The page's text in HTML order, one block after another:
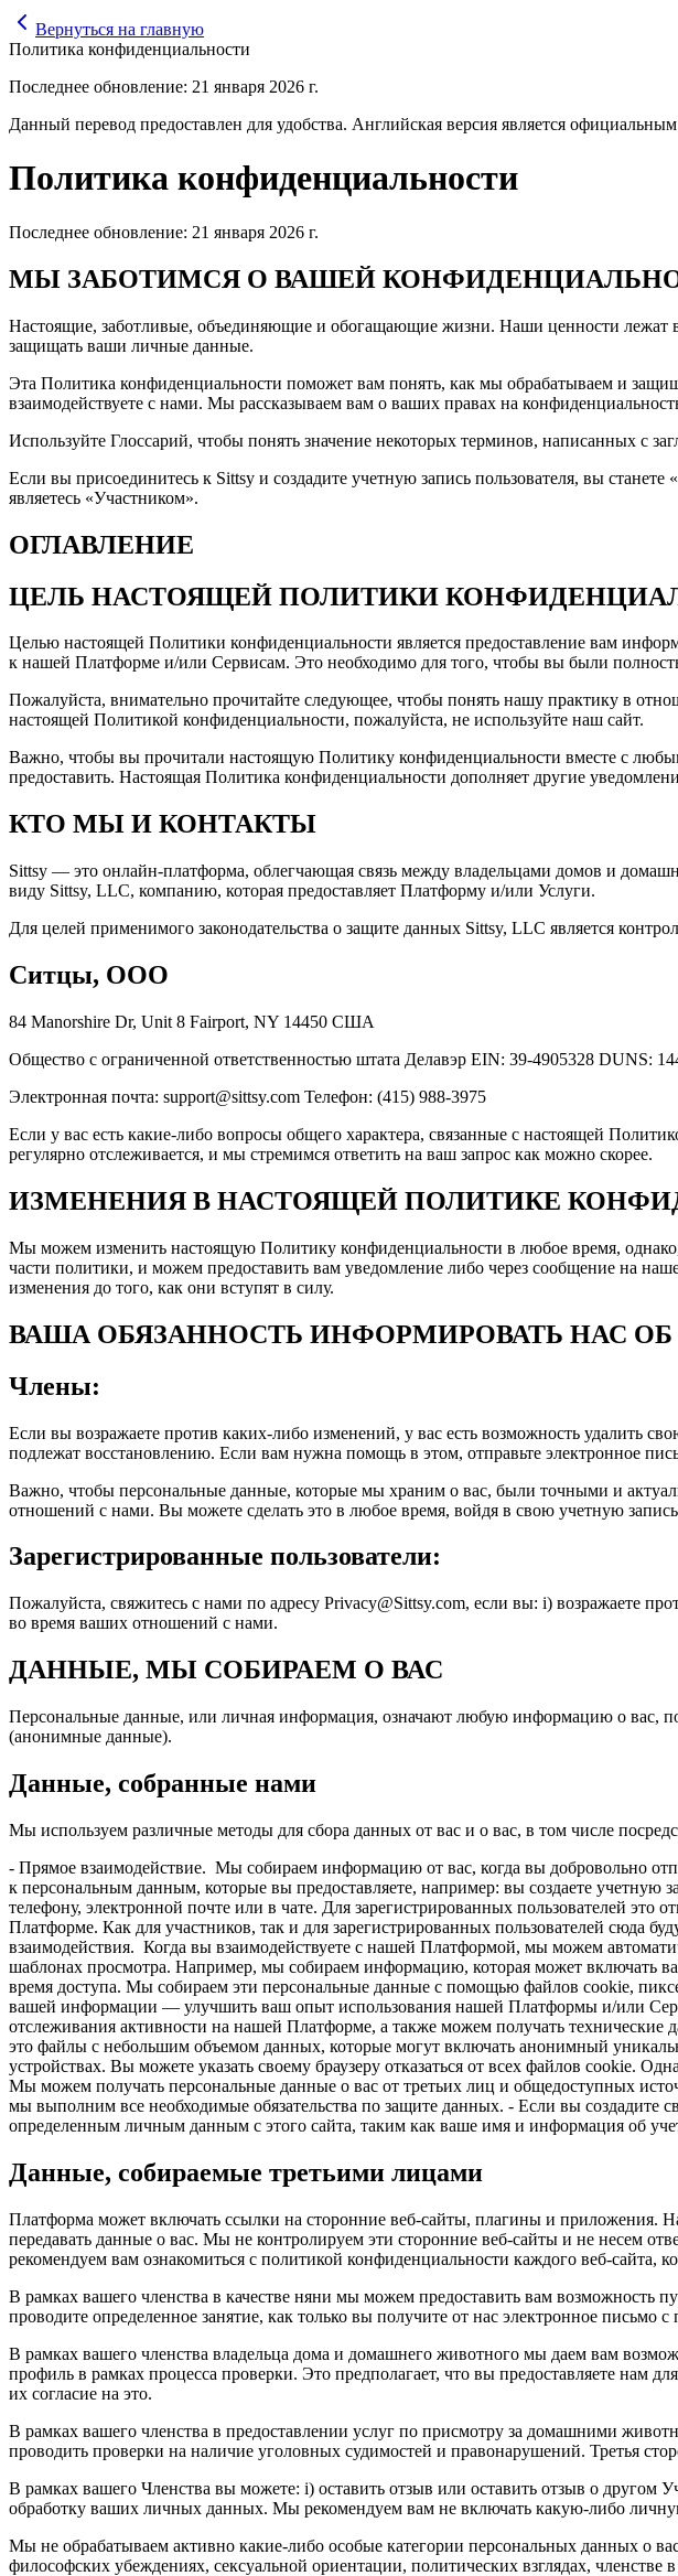
Вернуться на главную
Политика конфиденциальности
Последнее обновление: 21 января 2026 г.
Данный перевод предоставлен для удобства. Английская версия является
Политика конфиденциальности
Последнее обновление: 21 января 2026 г.
МЫ ЗАБОТИМСЯ О ВАШЕЙ
Настоящие, заботливые, объединяющие и обогащающие жизни. Наши ценности лежат в
защищать ваши личные данные.
Эта Политика конфиденциальности поможет вам понять, как мы обрабатываем и
взаимодействуете с нами. Мы рассказываем вам о ваших правах на
Используйте Глоссарий, чтобы понять значение некоторых терминов, написанных с
Если вы присоединитесь к Sittsy и создадите учетную запись пользователя, вы
являетесь «Участником».
ОГЛАВЛЕНИЕ
ЦЕЛЬ НАСТОЯЩЕЙ ПОЛИТИКИ
Целью настоящей Политики конфиденциальности является предоставление вам
к нашей Платформе и/или Сервисам. Это необходимо для того, чтобы вы были
Пожалуйста, внимательно прочитайте следующее, чтобы понять нашу практику в
настоящей Политикой конфиденциальности, пожалуйста, не используйте наш сайт.
Важно, чтобы вы прочитали настоящую Политику конфиденциальности вместе с
предоставить. Настоящая Политика конфиденциальности дополняет другие
КТО МЫ И КОНТАКТЫ
Sittsy — это онлайн-платформа, облегчающая связь между владельцами домов и
виду Sittsy, LLC, компанию, которая предоставляет Платформу и/или Услуги.
Для целей применимого законодательства о защите данных Sittsy, LLC является
Ситцы, ООО
84 Manorshire Dr, Unit 8 Fairport, NY 14450 США
Общество с ограниченной ответственностью штата Делавэр EIN: 39-4905328 DUNS:
Электронная почта: support@sittsy.com Телефон: (415) 988-3975
Если у вас есть какие-либо вопросы общего характера, связанные с настоящей
регулярно отслеживается, и мы стремимся ответить на ваш запрос как можно скорее.
ИЗМЕНЕНИЯ В НАСТОЯЩЕЙ ПОЛИТИКЕ
Мы можем изменить настоящую Политику конфиденциальности в любое время,
части политики, и можем предоставить вам уведомление либо через сообщение на
изменения до того, как они вступят в силу.
ВАША ОБЯЗАННОСТЬ ИНФОРМИРОВАТЬ НАС
Члены:
Если вы возражаете против каких-либо изменений, у вас есть возможность удалить
подлежат восстановлению. Если вам нужна помощь в этом, отправьте электронное
Важно, чтобы персональные данные, которые мы храним о вас, были точными и
отношений с нами. Вы можете сделать это в любое время, войдя в свою учетную
Зарегистрированные пользователи:
Пожалуйста, свяжитесь с нами по адресу Privacy@Sittsy.com, если вы: i) возражаете
во время ваших отношений с нами.
ДАННЫЕ, МЫ СОБИРАЕМ О ВАС
Персональные данные, или личная информация, означают любую информацию о вас,
(анонимные данные).
Данные, собранные нами
Мы используем различные методы для сбора данных от вас и о вас, в том числе
- Прямое взаимодействие. Мы собираем информацию от вас, когда вы добровольно
к персональным данным, которые вы предоставляете, например: вы создаете учетную
телефону, электронной почте или в чате. Для зарегистрированных пользователей
Платформе. Как для участников, так и для зарегистрированных пользователей
взаимодействия. Когда вы взаимодействуете с нашей Платформой, мы можем
шаблонах просмотра. Например, мы собираем информацию, которая может включать
время доступа. Мы собираем эти персональные данные с помощью файлов cookie,
вашей информации — улучшить ваш опыт использования нашей Платформы и/или
отслеживания активности на нашей Платформе, а также можем получать
это файлы с небольшим объемом данных, которые могут включать анонимный
устройствах. Вы можете указать своему браузеру отказаться от всех файлов cookie.
Мы можем получать персональные данные о вас от третьих лиц и общедоступных
мы выполним все необходимые обязательства по защите данных. - Если вы создадите
определенным личным данным с этого сайта, таким как ваше имя и информация об
Данные, собираемые третьими лицами
Платформа может включать ссылки на сторонние веб-сайты, плагины и приложения.
передавать данные о вас. Мы не контролируем эти сторонние веб-сайты и не несем
рекомендуем вам ознакомиться с политикой конфиденциальности каждого веб-сайта,
В рамках вашего членства в качестве няни мы можем предоставить вам возможность
проводите определенное занятие, как только вы получите от нас электронное письмо
В рамках вашего членства владельца дома и домашнего животного мы даем вам
профиль в рамках процесса проверки. Это предполагает, что вы предоставляете нам
их согласие на это.
В рамках вашего членства в предоставлении услуг по присмотру за домашними
проводить проверки на наличие уголовных судимостей и правонарушений. Третья
В рамках вашего Членства вы можете: i) оставить отзыв или оставить отзыв о другом
обработку ваших личных данных. Мы рекомендуем вам не включать какую-либо
Мы не обрабатываем активно какие-либо особые категории персональных данных о
философских убеждениях, сексуальной ориентации, политических взглядах,